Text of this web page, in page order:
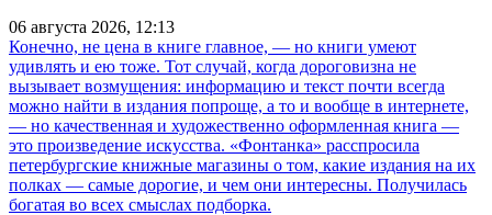
06 августа 2026, 12:13
Конечно, не цена в книге главное, — но книги умеют
удивлять и ею тоже. Тот случай, когда дороговизна не
вызывает возмущения: информацию и текст почти всегда
можно найти в издания попроще, а то и вообще в интернете,
— но качественная и художественно оформленная книга —
это произведение искусства. «Фонтанка» расспросила
петербургские книжные магазины о том, какие издания на их
полках — самые дорогие, и чем они интересны. Получилась
богатая во всех смыслах подборка.